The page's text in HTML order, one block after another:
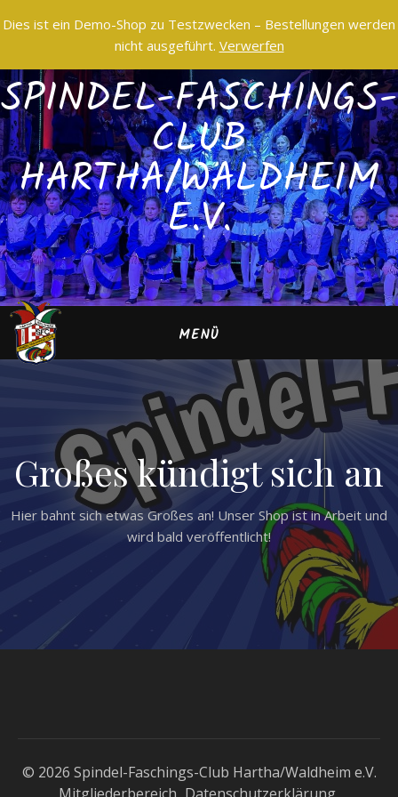
Dies ist ein Demo-Shop zu Testzwecken – Bestellungen werden
nicht ausgeführt. Verwerfen
SPINDEL-FASCHINGS-
CLUB
HARTHA/WALDHEIM
E.V.
MENÜ
Großes kündigt sich an
Hier bahnt sich etwas Großes an! Unser Shop ist in Arbeit und
wird bald veröffentlicht!
© 2026 Spindel-Faschings-Club Hartha/Waldheim e.V.